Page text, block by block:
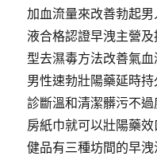
加血流量來改善勃起
液合格認證早洩主營
型去濕毒方法改善氣
男性速勃壯陽藥延時
診斷溫和清潔髒污不
房紙巾就可以壯陽藥
健品有三種坊間的早